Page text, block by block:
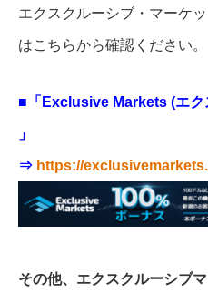
エクスクルーシブ・マーケ
はこちらから確認ください。
■「Exclusive Markets (エク
」
⇒ https://
その他、エクスクルーシブ